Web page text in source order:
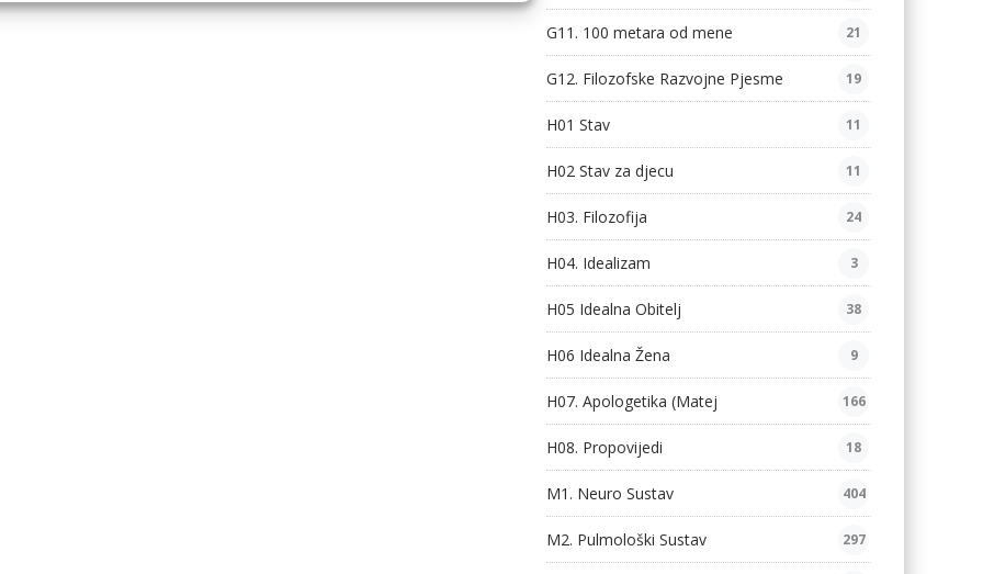
G11. 100 metara od mene 21
G12. Filozofske Razvojne Pjesme 19
H01 Stav 11
H02 Stav za djecu 11
H03. Filozofija 24
H04. Idealizam 3
H05 Idealna Obitelj 38
H06 Idealna Žena 9
H07. Apologetika (Matej 166
H08. Propovijedi 18
M1. Neuro Sustav 404
M2. Pulmološki Sustav 297